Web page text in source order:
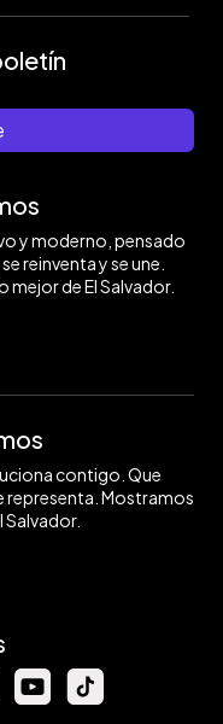
y moderno, pensado
reinventa y se une.
de El Salvador.
contigo. Que
representa. Mostramos
Salvador.